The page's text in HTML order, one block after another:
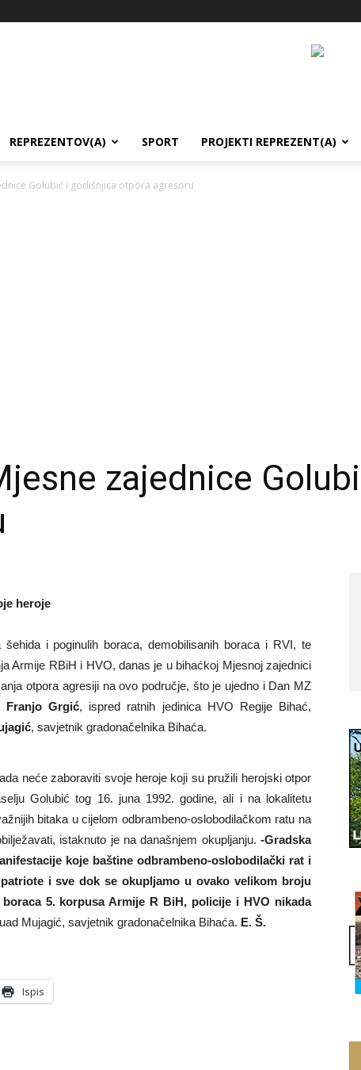
REPREZENTOV(A) SPORT PROJEKTI REPREZENT(A)
Golubić i godišnjica otpora agresoru
zajednice
heroje
i poginulih boraca, demobilisanih boraca i RVI, te
Armije RBiH i HVO, danas je u bihaćkoj Mjesnoj zajednici
otpora agresiji na ovo područje, što je ujedno i Dan MZ
Franjo Grgić, ispred ratnih jedinica HVO Regije Bihać,
, savjetnik gradonačelnika Bihaća.
neće zaboraviti svoje heroje koji su pružili herojski otpor
Golubić tog 16. juna 1992. godine, ali i na lokalitetu
bitaka u cijelom odbrambeno-oslobodilačkom ratu na
istaknuto je na današnjem okupljanju. -Gradska
koje baštine odbrambeno-oslobodilački rat i
i sve dok se okupljamo u ovako velikom broju
5. korpusa Armije R BiH, policije i HVO nikada
Mujagić, savjetnik gradonačelnika Bihaća. E. Š.
Ispis